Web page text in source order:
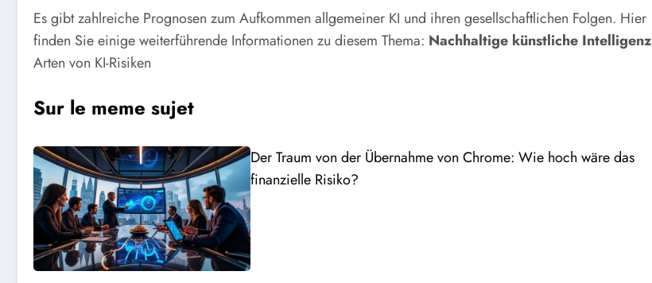
Es gibt zahlreiche Prognosen zum Aufkommen allgemeiner KI und ihren gesellschaftlichen Folgen. Hier
finden Sie einige weiterführende Informationen zu diesem Thema: Nachhaltige künstliche Intelligenz
Arten von KI-Risiken
Sur le meme sujet
Der Traum von der Übernahme von Chrome: Wie hoch wäre das
finanzielle Risiko?